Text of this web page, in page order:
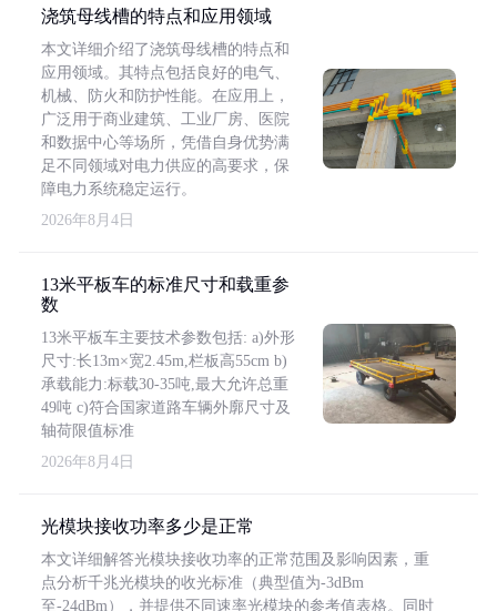
浇筑母线槽的特点和应用领域
本文详细介绍了浇筑母线槽的特点和
应用领域。其特点包括良好的电气、
机械、防火和防护性能。在应用上，
广泛用于商业建筑、工业厂房、医院
和数据中心等场所，凭借自身优势满
足不同领域对电力供应的高要求，保
障电力系统稳定运行。
2026年8月4日
13米平板车的标准尺寸和载重参
数
13米平板车主要技术参数包括: a)外形
尺寸:长13m×宽2.45m,栏板高55cm b)
承载能力:标载30-35吨,最大允许总重
49吨 c)符合国家道路车辆外廓尺寸及
轴荷限值标准
2026年8月4日
光模块接收功率多少是正常
本文详细解答光模块接收功率的正常范围及影响因素，重
点分析千兆光模块的收光标准（典型值为-3dBm
至-24dBm），并提供不同速率光模块的参考值表格。同时